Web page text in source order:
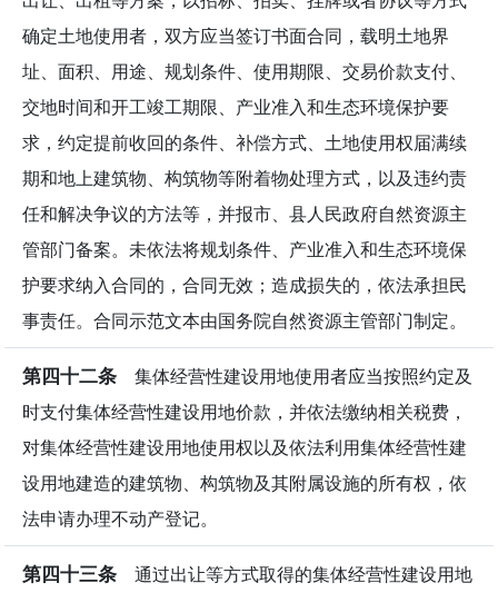
确定土地使用者，双方应当签订书面合同，载明土地界
址、面积、用途、规划条件、使用期限、交易价款支付、
交地时间和开工竣工期限、产业准入和生态环境保护要
求，约定提前收回的条件、补偿方式、土地使用权届满续
期和地上建筑物、构筑物等附着物处理方式，以及违约责
任和解决争议的方法等，并报市、县人民政府自然资源主
管部门备案。未依法将规划条件、产业准入和生态环境保
护要求纳入合同的，合同无效；造成损失的，依法承担民
事责任。合同示范文本由国务院自然资源主管部门制定。
第四十二条 集体经营性建设用地使用者应当按照约定及
时支付集体经营性建设用地价款，并依法缴纳相关税费，
对集体经营性建设用地使用权以及依法利用集体经营性建
设用地建造的建筑物、构筑物及其附属设施的所有权，依
法申请办理不动产登记。
第四十三条 通过出让等方式取得的集体经营性建设用地